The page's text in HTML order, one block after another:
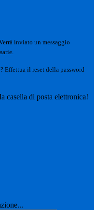
inviato un messaggio
Effettua il reset della password
casella di posta elettronica!